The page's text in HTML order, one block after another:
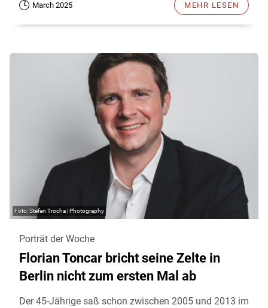
March 2025 MEHR LESEN
Stefan Trocha | Photography
Porträt der Woche
Florian Toncar bricht seine Zelte in
Berlin nicht zum ersten Mal ab
Der 45-Jährige saß schon zwischen 2005 und 2013 im